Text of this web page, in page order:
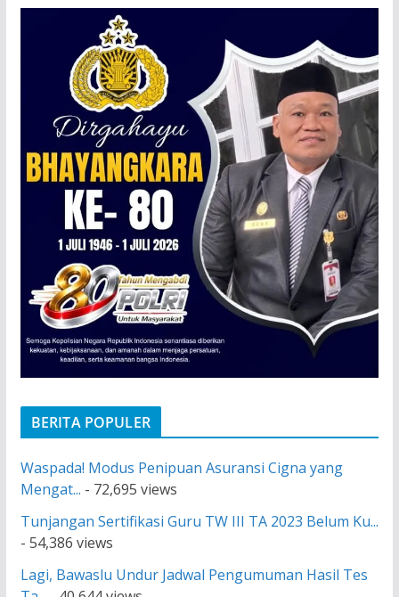
BERITA POPULER
Waspada! Modus Penipuan Asuransi Cigna yang
Mengat... - 72,695 views
Tunjangan Sertifikasi Guru TW III TA 2023 Belum Ku...
- 54,386 views
Lagi, Bawaslu Undur Jadwal Pengumuman Hasil Tes